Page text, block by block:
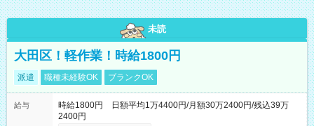
未読
大田区！軽作業！時給1800円
派遣 職種未経験OK ブランクOK
給与
時給1800円 日額平均1万4400円/月額30万2400円/残込39万
2400円